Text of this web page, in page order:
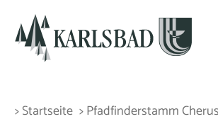
> Startseite > Pfadfinderstamm